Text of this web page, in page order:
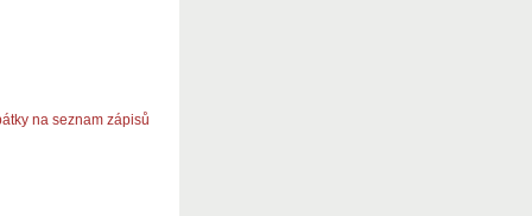
na seznam zápisů